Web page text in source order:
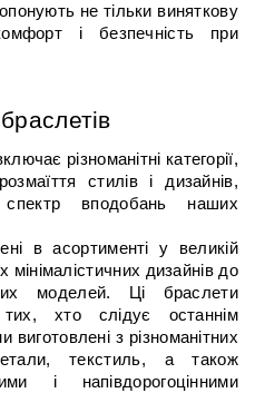
не тільки виняткову
і безпечність при
різноманітні категорії,
стилів і дизайнів,
вподобань наших
в асортименті у великій
мінімалістичних дизайнів до
моделей. Ці браслети
хто слідує останнім
виготовлені з різноманітних
текстиль, а також
і напівдорогоцінними